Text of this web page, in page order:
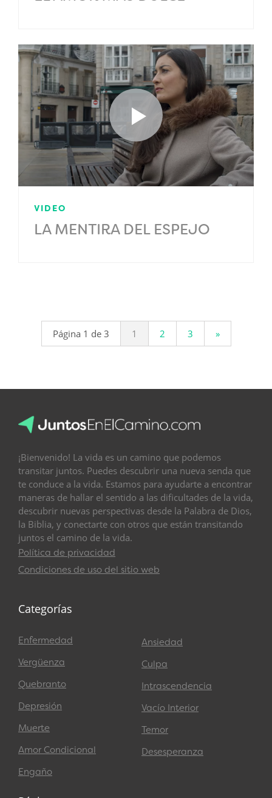
VIDEO
LA MENTIRA DEL ESPEJO
Página 1 de 3 1 2 3 »
¡Bienvenido! La vida es un camino que podemos
transitar juntos. Puedes descubrir una nueva senda que
te conduce a la vida. Estamos para ayudarte a encontrar
maneras de hallar el sentido a las dificultades de la vida,
descubrir nuevas perspectivas desde la Palabra de Dios,
la Biblia, y conectarte con otros que están transitando
juntos el camino de la vida.
Política de privacidad
Condiciones de uso del sitio web
Categorías
Enfermedad
Vergüenza
Quebranto
Depresión
Muerte
Amor Condicional
Engaño
Ansiedad
Culpa
Intrascendencia
Vacío Interior
Temor
Desesperanza